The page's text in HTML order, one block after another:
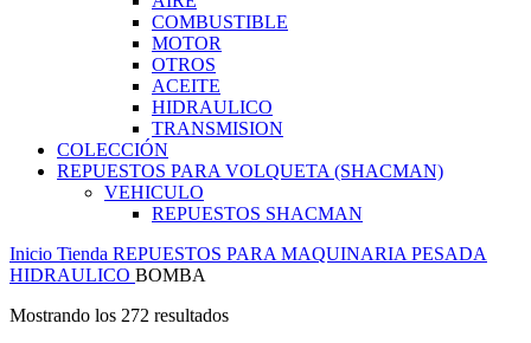
COMBUSTIBLE
MOTOR
OTROS
ACEITE
HIDRAULICO
TRANSMISION
COLECCIÓN
REPUESTOS PARA VOLQUETA (SHACMAN)
VEHICULO
REPUESTOS SHACMAN
Inicio Tienda REPUESTOS PARA MAQUINARIA PESADA
HIDRAULICO BOMBA
Mostrando los 272 resultados